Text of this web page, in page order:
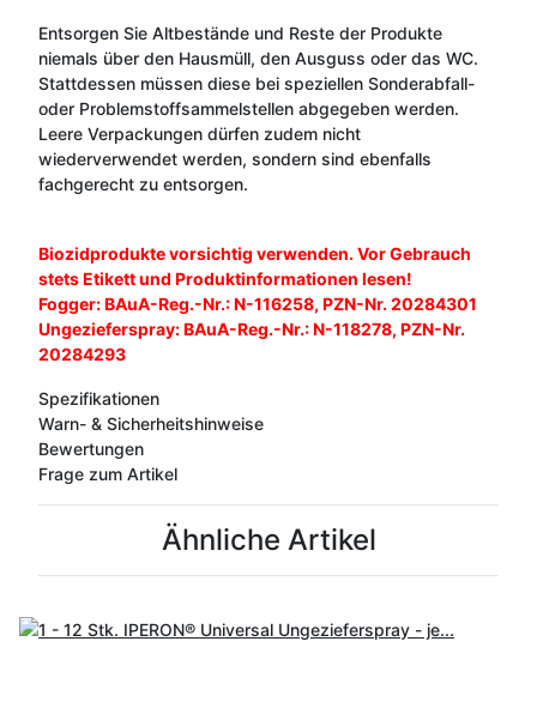
Entsorgen Sie Altbestände und Reste der Produkte
niemals über den Hausmüll, den Ausguss oder das WC.
Stattdessen müssen diese bei speziellen Sonderabfall-
oder Problemstoffsammelstellen abgegeben werden.
Leere Verpackungen dürfen zudem nicht
wiederverwendet werden, sondern sind ebenfalls
fachgerecht zu entsorgen.
Biozidprodukte vorsichtig verwenden. Vor Gebrauch
stets Etikett und Produktinformationen lesen!
Fogger: BAuA-Reg.-Nr.: N-116258, PZN-Nr. 20284301
Ungezieferspray: BAuA-Reg.-Nr.: N-118278, PZN-Nr.
20284293
Spezifikationen
Warn- & Sicherheitshinweise
Bewertungen
Frage zum Artikel
Ähnliche Artikel